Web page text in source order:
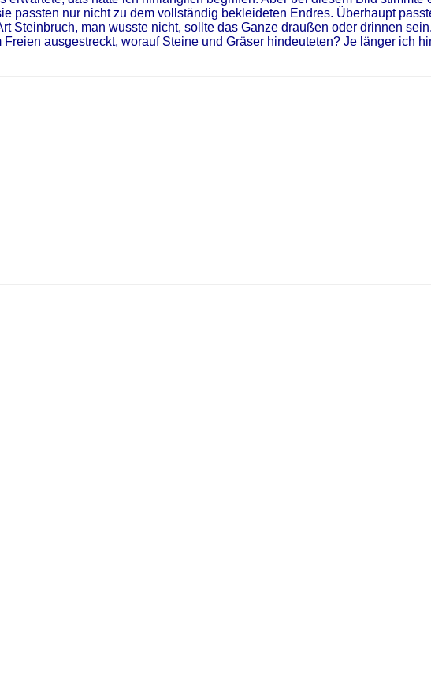
passten nur nicht zu dem vollständig bekleideten Endres. Überhaupt
Steinbruch, man wusste nicht, sollte das Ganze draußen oder drinnen
ausgestreckt, worauf Steine und Gräser hindeuteten? Je länger ich